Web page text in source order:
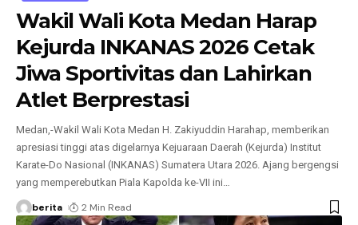
Wakil Wali Kota Medan Harap
Kejurda INKANAS 2026 Cetak
Jiwa Sportivitas dan Lahirkan
Atlet Berprestasi
Medan,-Wakil Wali Kota Medan H. Zakiyuddin Harahap, memberikan
apresiasi tinggi atas digelarnya Kejuaraan Daerah (Kejurda) Institut
Karate-Do Nasional (INKANAS) Sumatera Utara 2026. Ajang bergengsi
yang memperebutkan Piala Kapolda ke-VII ini…
berita 2 Min Read